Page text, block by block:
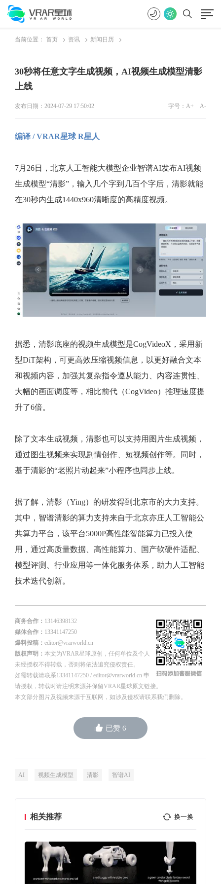
当前位置： 首页 资讯 新闻日历
30秒将任意文字生成视频，AI视频生成模型清影
上线
发布日期：2024-07-29 17:50:02 字号： A+ A-
编译 / VRAR星球 R星人
7月26日，北京人工智能大模型企业智谱AI发布AI视频
生成模型“清影”，输入几个字到几百个字后，清影就能
在30秒内生成1440x960清晰度的高精度视频。
据悉，清影底座的视频生成模型是CogVideoX，采用新
型DiT架构，可更高效压缩视频信息，以更好融合文本
和视频内容，加强其复杂指令遵从能力、内容连贯性、
大幅的画面调度等，相比前代（CogVideo）推理速度提
升了6倍。
除了文本生成视频，清影也可以支持用图片生成视频，
通过图生视频来实现剧情创作、短视频创作等。同时，
基于清影的“老照片动起来”小程序也同步上线。
据了解，清影（Ying）的研发得到北京市的大力支持。
其中，智谱清影的算力支持来自于北京亦庄人工智能公
共算力平台，该平台5000P高性能智能算力已投入使
用，通过高质量数据、高性能算力、国产软硬件适配、
模型评测、行业应用等一体化服务体系，助力人工智能
技术迭代创新。
商务合作： 13146398132
媒体合作： 13341147250
爆料投稿： editor@vrarworld.cn
版权声明： 本文为VRAR星球原创，任何单位及个人
未经授权不得转载，否则将依法追究侵权责任。
如需转载请联系13341147250 / editor@vrarworld.cn 申
请授权，转载时请注明来源并保留VRAR星球原文链接。
本文部分图片及视频来源于互联网，如涉及侵权请联系我们删除。
已赞 6
AI 视频生成模型 清影 智谱AI
相关推荐 换一换